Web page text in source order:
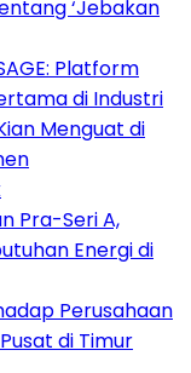
‘Jebakan
Platform
di Industri
Menguat di
Pra-Seri A,
Energi di
Perusahaan
di Timur